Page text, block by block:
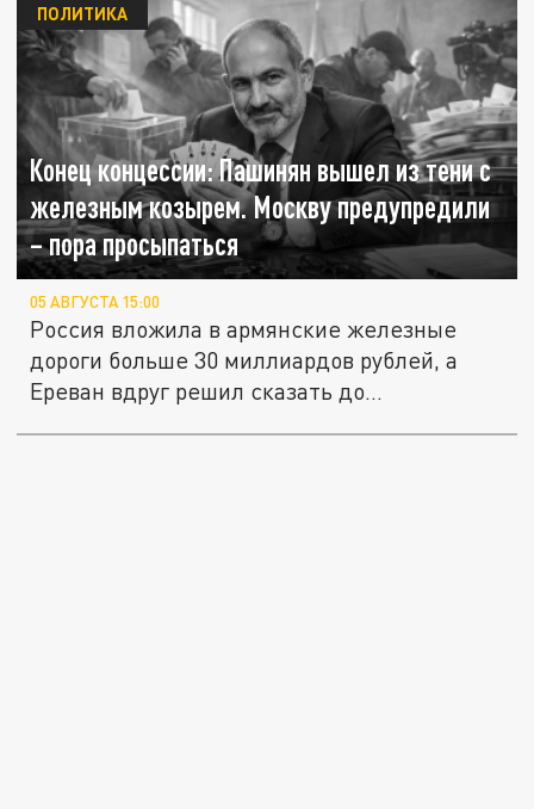
Конец концессии: Пашинян вышел из тени с
железным козырем. Москву предупредили
– пора просыпаться
ПОЛИТИКА
05 АВГУСТА 15:00
Россия вложила в армянские железные
дороги больше 30 миллиардов рублей, а
Ереван вдруг решил сказать до...